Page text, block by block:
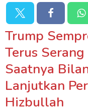
Trump
Terus
Saatnya
Lanjutkan
Hizbullah